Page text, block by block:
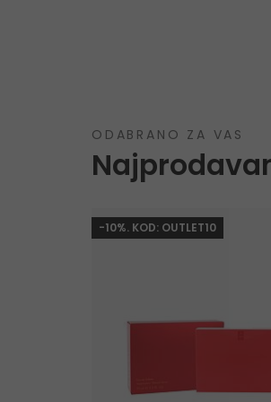
ODABRANO ZA VAS
-10%. KOD: OUTLET10